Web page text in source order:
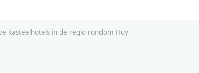
kasteelhotels in de regio rondom Huy